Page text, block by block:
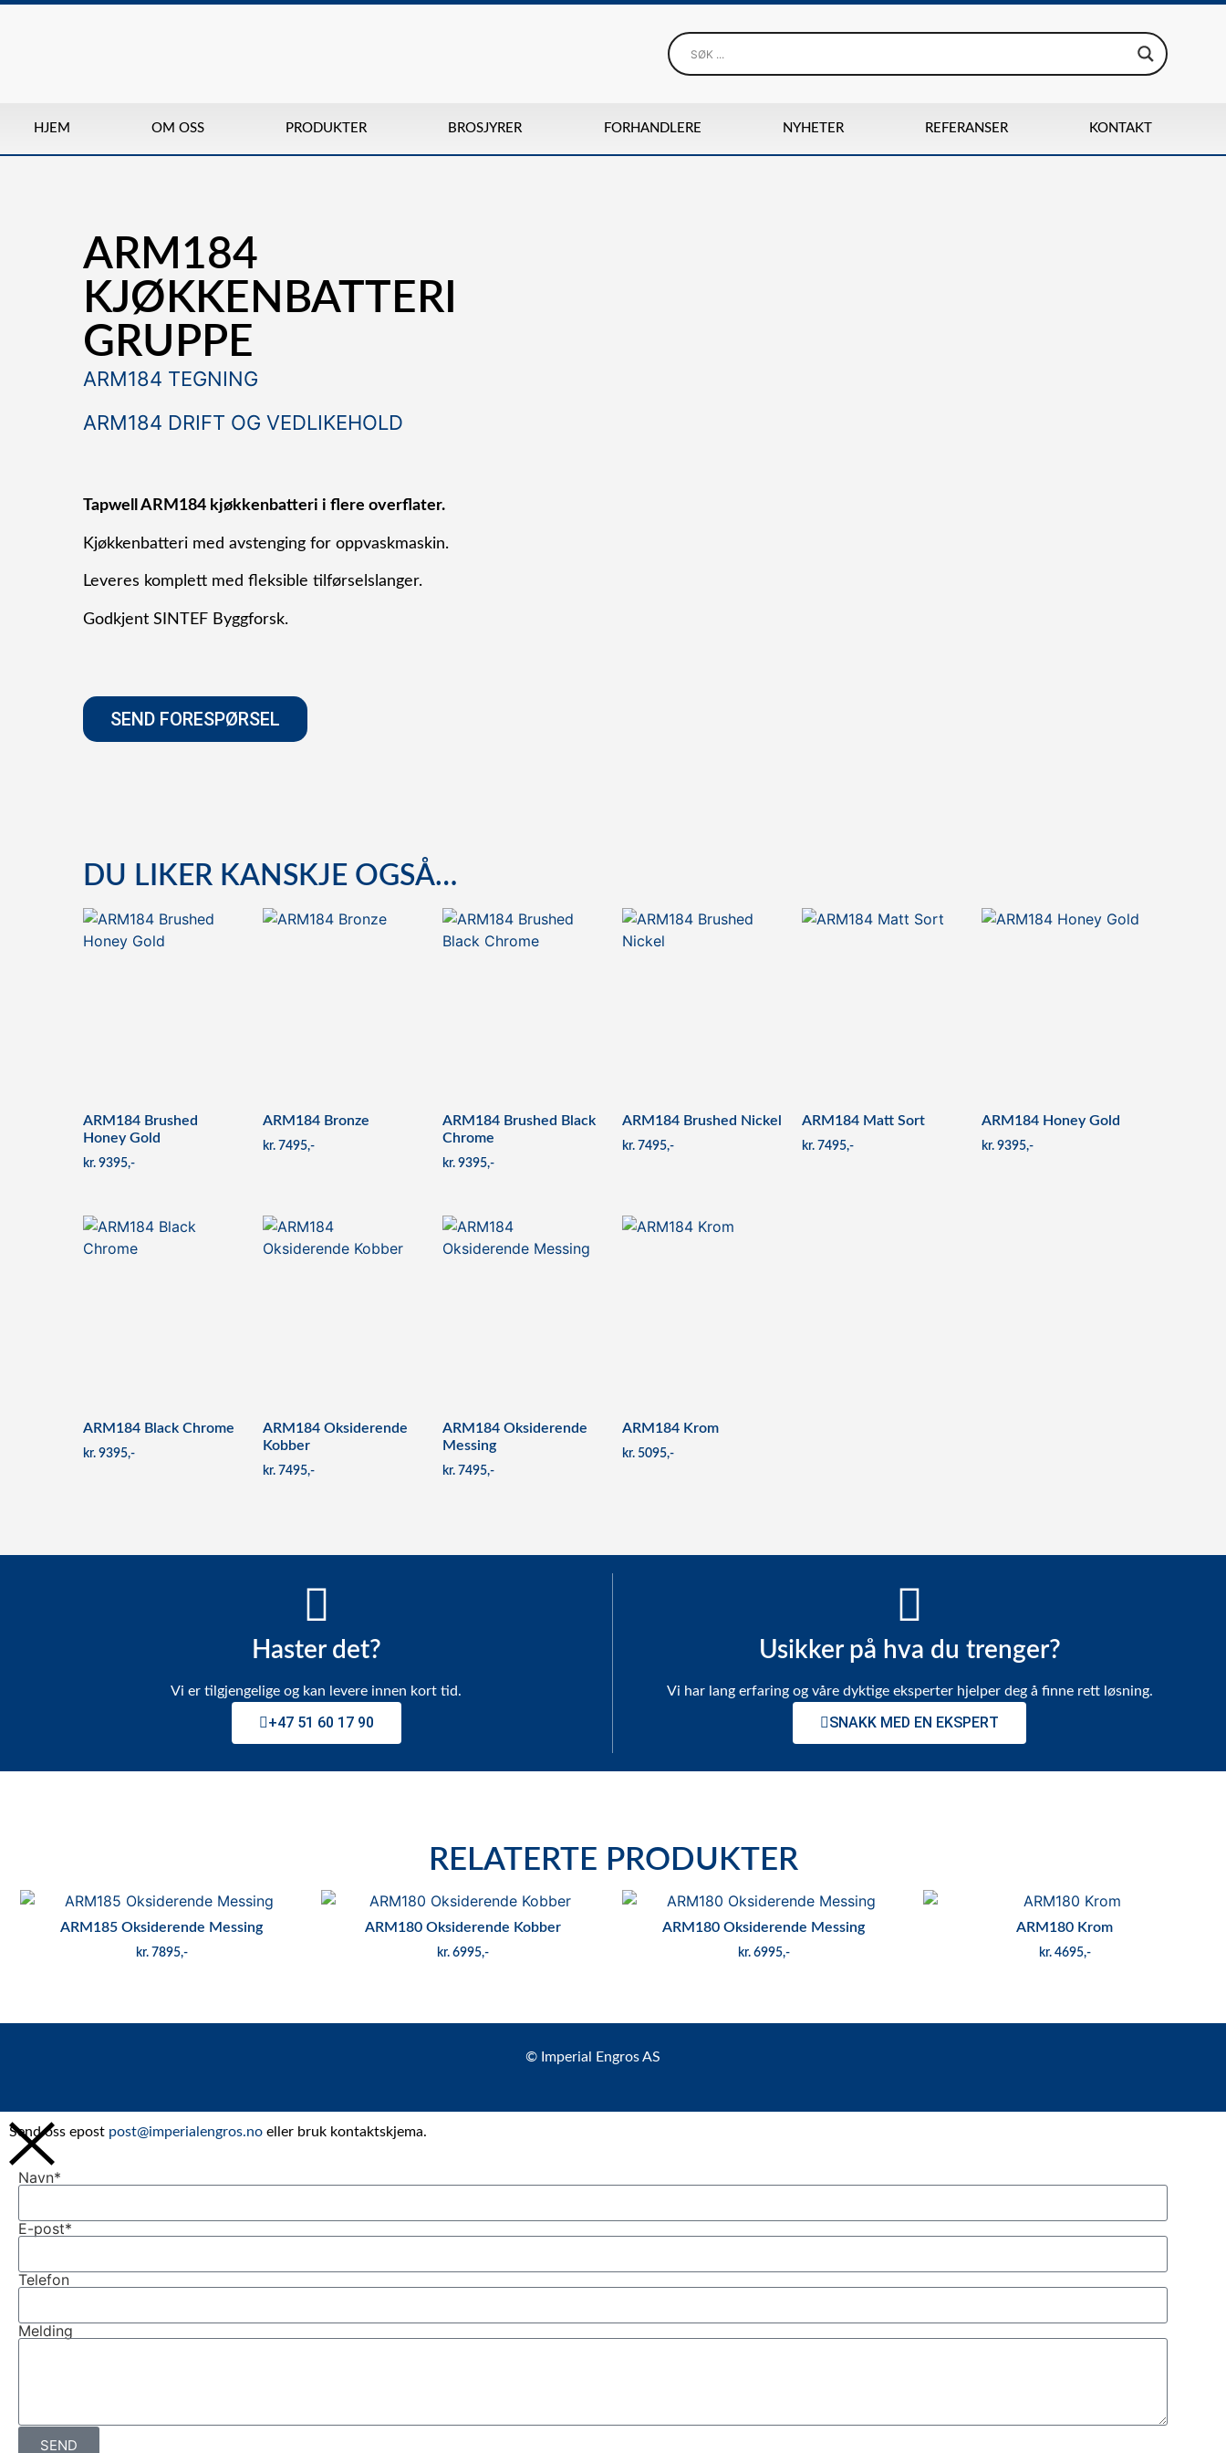
HJEM OM OSS PRODUKTER BROSJYRER FORHANDLERE NYHETER REFERANSER KONTAKT
ARM184
KJØKKENBATTERI
GRUPPE
ARM184 TEGNING
ARM184 DRIFT OG VEDLIKEHOLD
Tapwell ARM184 kjøkkenbatteri i flere overflater.
Kjøkkenbatteri med avstenging for oppvaskmaskin.
Leveres komplett med fleksible tilførselslanger.
Godkjent SINTEF Byggforsk.
SEND FORESPØRSEL
DU LIKER KANSKJE OGSÅ…
ARM184 Brushed
Honey Gold
kr 9395
ARM184 Bronze
kr 7495
ARM184 Brushed Black
Chrome
kr 9395
ARM184 Brushed Nickel
kr 7495
ARM184 Matt Sort
kr 7495
ARM184 Honey Gold
kr 9395
ARM184 Black Chrome
kr 9395
ARM184 Oksiderende
Kobber
kr 7495
ARM184 Oksiderende
Messing
kr 7495
ARM184 Krom
kr 5095
Haster det?
Vi er tilgjengelige og kan levere innen kort tid.
+47 51 60 17 90
Usikker på hva du trenger?
Vi har lang erfaring og våre dyktige eksperter hjelper deg å finne rett løsning.
SNAKK MED EN EKSPERT
RELATERTE PRODUKTER
ARM185 Oksiderende Messing
kr 7895
ARM180 Oksiderende Kobber
kr 6995
ARM180 Oksiderende Messing
kr 6995
ARM180 Krom
kr 4695
© Imperial Engros AS
Send oss epost post@imperialengros.no eller bruk kontaktskjema.
Navn*
E-post*
Telefon
Melding
SEND